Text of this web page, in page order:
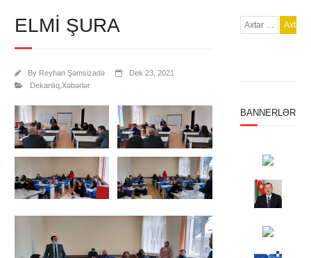
ELMI ŞURA
By Reyhan Şəmsizadə
Dek 23, 2021
Dekanlıq, Xəbərlər
BANNERLƏR